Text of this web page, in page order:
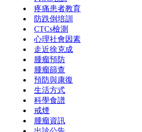
疼痛患者教育
防跌倒培訓
CTCs檢測
心理社會因素
走近徐克成
腫瘤預防
腫瘤篩查
預防與康復
生活方式
科學食譜
戒煙
腫瘤資訊